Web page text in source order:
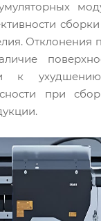
Отклонения
к ухудшению
при